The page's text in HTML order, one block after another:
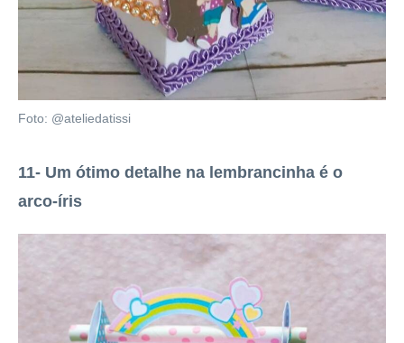
Foto: @ateliedatissi
11- Um ótimo detalhe na lembrancinha é o
arco-íris